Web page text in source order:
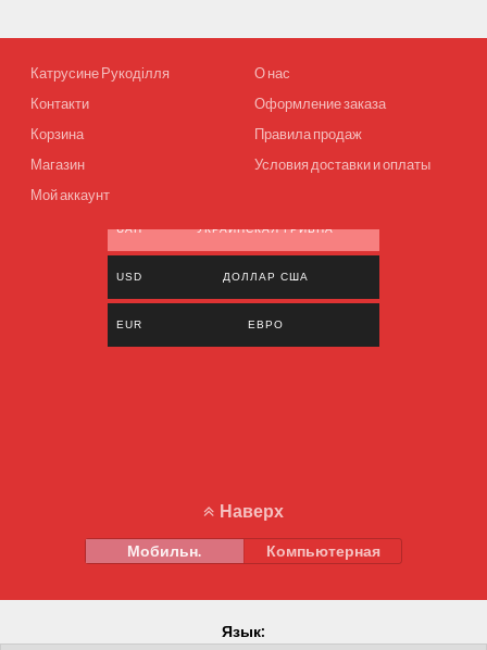
Катрусине Рукоділля
Контакти
Корзина
Магазин
Мой аккаунт
О нас
Оформление заказа
Правила продаж
Условия доставки и оплаты
UAH УКРАИНСКАЯ ГРИВНА
USD ДОЛЛАР США
EUR ЕВРО
Наверх
Мобильн. Компьютерная
Язык: